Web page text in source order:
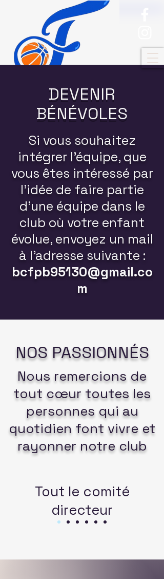
DEVENIR
BÉNÉVOLES
Si vous souhaitez
intégrer l'équipe, que
vous êtes intéressé par
l'idée de faire partie
d'une équipe dans le
club où votre enfant
évolue, envoyez un mail
à l'adresse suivante :
bcfpb95130@gmail.co
m
NOS PASSIONNÉS
Nous remercions de
tout cœur toutes les
personnes qui au
quotidien font vivre et
rayonner notre club
Tout le comité
directeur